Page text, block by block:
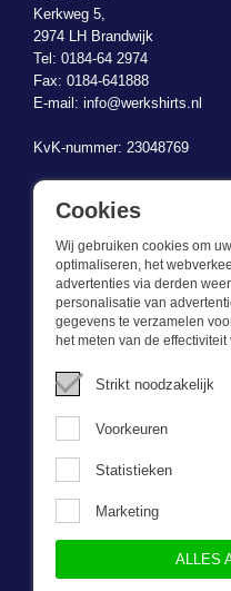
Kerkweg 5,
2974 LH Brandwijk
Tel: 0184-64 2974
Fax: 0184-641888
E-mail: info@werkshirts.nl
KvK-nummer: 23048769
BTW-identificatienummer:
Wat we doen
Deze webshop is onderdeel
sinds 1983 bedrijfskleding aan
We hebben een eigen winkel/
bieden we kwalitatief goede en
scherpe prijs. Onze service is
eigen ontwerpster. Neem gerust
Cookies
Wij gebruiken cookies om
optimaliseren, het
advertenties via derden
personalisatie van
gegevens te verzamelen
het meten van de
Strikt noodzakelijk
Voorkeuren
Statistieken
Marketing
ALLES